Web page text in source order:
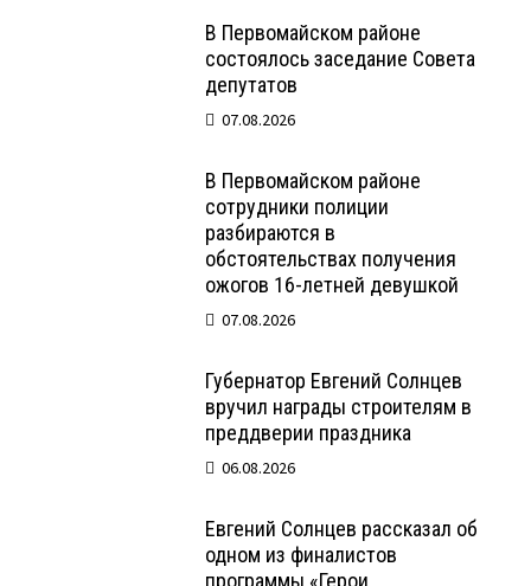
В Первомайском районе
состоялось заседание Совета
депутатов
07.08.2026
В Первомайском районе
сотрудники полиции
разбираются в
обстоятельствах получения
ожогов 16-летней девушкой
07.08.2026
Губернатор Евгений Солнцев
вручил награды строителям в
преддверии праздника
06.08.2026
Евгений Солнцев рассказал об
одном из финалистов
программы «Герои